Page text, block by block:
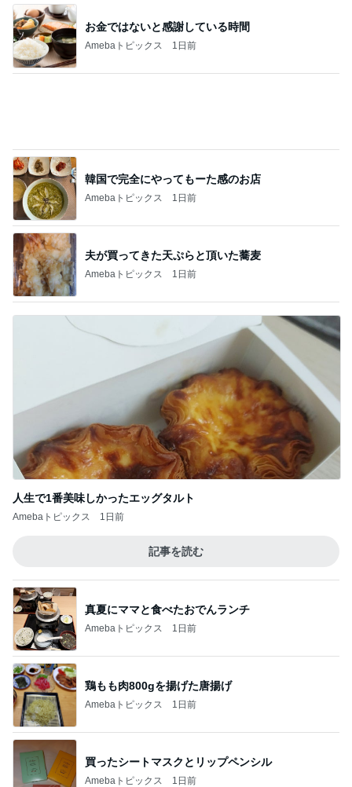
お金ではないと感謝している時間
Amebaトピックス 1日前
夫が買ってきた天ぷらと頂いた蕎麦
Amebaトピックス 1日前
人生で1番美味しかったエッグタルト
Amebaトピックス 1日前
記事を読む
Amebaトピックス 1日前
鶏もも肉800gを揚げた唐揚げ
Amebaトピックス 1日前
買ったシートマスクとリップペンシル
Amebaトピックス 1日前
長女に教えて貰った癒される香り
Amebaトピックス 2日前